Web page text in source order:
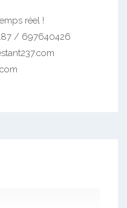
réel !
/ 697640426